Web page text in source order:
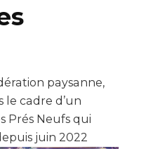
paysanne,
le cadre d’un
Prés Neufs qui
juin 2022